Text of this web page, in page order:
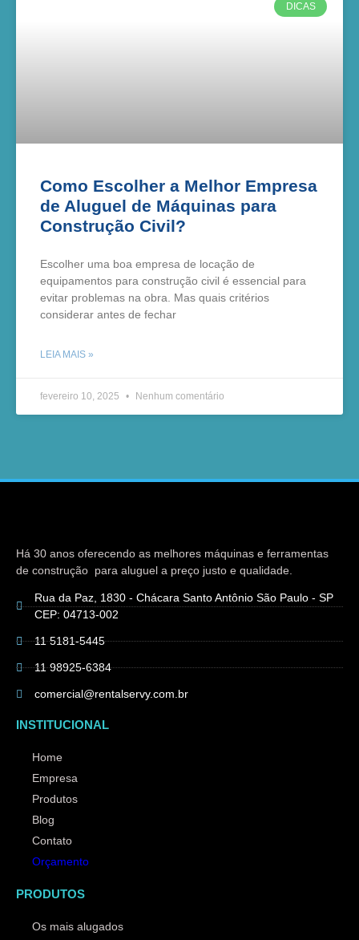
DICAS
Como Escolher a Melhor Empresa
de Aluguel de Máquinas para
Construção Civil?
Escolher uma boa empresa de locação de
equipamentos para construção civil é essencial para
evitar problemas na obra. Mas quais critérios
considerar antes de fechar
LEIA MAIS »
fevereiro 10, 2025 Nenhum comentário
Há 30 anos oferecendo as melhores máquinas e ferramentas
de construção para aluguel a preço justo e qualidade.
Rua da Paz, 1830 - Chácara Santo Antônio São Paulo - SP
CEP: 04713-002
11 5181-5445
11 98925-6384
comercial@rentalservy.com.br
INSTITUCIONAL
Home
Empresa
Produtos
Blog
Contato
Orçamento
PRODUTOS
Os mais alugados